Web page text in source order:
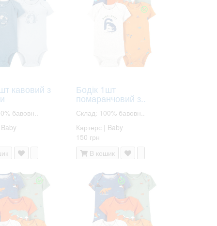
кавовий з
бавовн..
Бодік 1шт
помаранчовий з..
Склад: 100% бавовн..
Картерс | Baby
150 грн
В кошик